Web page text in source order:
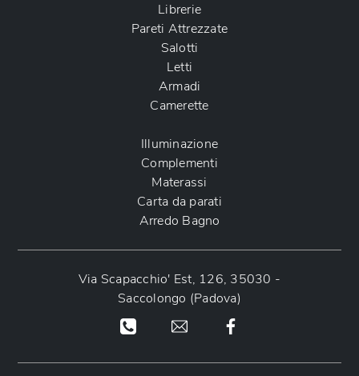
Librerie
Pareti Attrezzate
Salotti
Letti
Armadi
Camerette
Illuminazione
Complementi
Materassi
Carta da parati
Arredo Bagno
Via Scapacchio' Est, 126, 35030 -
Saccolongo (Padova)